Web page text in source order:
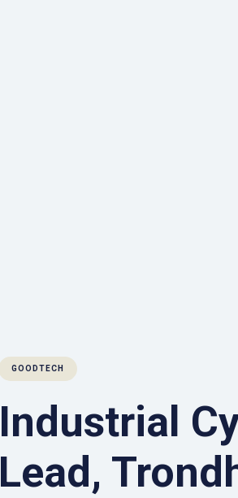
GOODTECH
Industrial
Lead,